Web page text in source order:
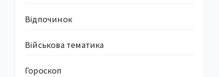
Відпочинок
Військова тематика
Гороскоп